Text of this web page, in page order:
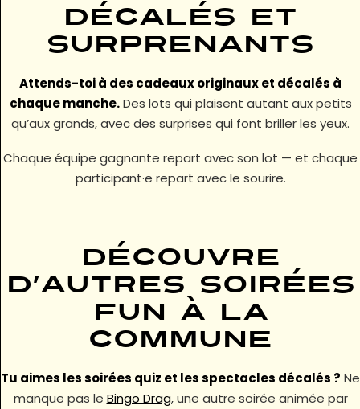
décalés et
surprenants
Attends-toi à des cadeaux originaux et décalés à
chaque manche.Des lots qui plaisent autant aux petits
qu’aux grands, avec des surprises qui font briller les yeux.
Chaque équipe gagnante repart avec son lot — et chaque
participant·e repart avec le sourire.
Découvre
d’autres soirées
fun à La
Commune
Tu aimes les soirées quiz et les spectacles décalés ? Ne
manque pas le Bingo Drag, une autre soirée animée par